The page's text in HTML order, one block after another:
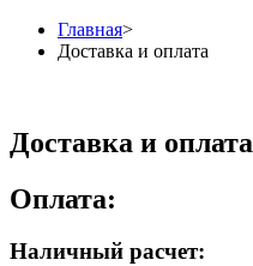
Главная>
Доставка и оплата
Доставка и оплата
Оплата:
Наличный расчет: